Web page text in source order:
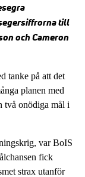
till
och Cameron
tanke på att det
planen med
två onödiga mål i
var BoIS
fick
strax utanför